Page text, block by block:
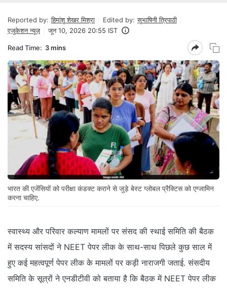
Reported by: हिमांशु शेखर मिश्रा Edited by: सुभाषिनी त्रिपाठी
एजुकेशन न्यूज़
जून 10, 2026 20:55 IST
Read Time: 3 mins
भारत की एजेंसियों को परीक्षा कंडक्ट कराने से जुड़े बेस्ट ग्लोबल प्रैक्टिस को एग्जामिन
करना चाहिए.
स्वास्थ्य और परिवार कल्याण मामलों पर संसद की स्थाई समिति की बैठक
में सदस्य सांसदों ने NEET पेपर लीक के साथ-साथ पिछले कुछ साल में
हुए कई महत्वपूर्ण पेपर लीक के मामलों पर कड़ी नाराजगी जताई. संसदीय
समिति के सूत्रों ने एनडीटीवी को बताया है कि बैठक में NEET पेपर लीक